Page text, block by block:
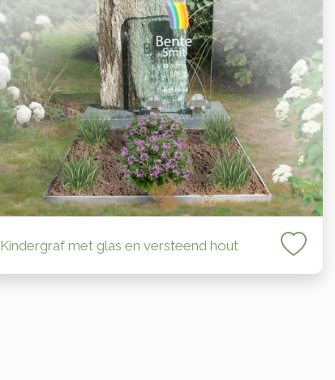
Kindergraf met glas en versteend hout